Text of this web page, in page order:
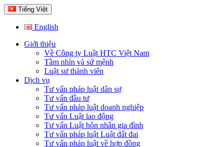
Tiếng Việt
English
Giới thiệu
Về Công ty Luật HTC Việt Nam
Tầm nhìn và sứ mệnh
Luật sư thành viên
Dịch vụ
Tư vấn pháp luật dân sự
Tư vấn đầu tư
Tư vấn pháp luật doanh nghiệp
Tư vấn Luật lao động
Tư vấn Luật hôn nhân gia đình
Tư vấn pháp luật Luật đất đai
Tư vấn pháp luật về hợp đồng